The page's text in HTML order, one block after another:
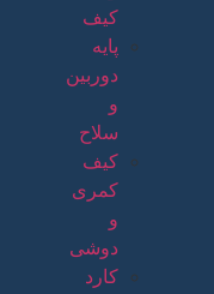
کیف
پایه
دوربین
و
سلاح
کیف
کمری
و
دوشی
کارد